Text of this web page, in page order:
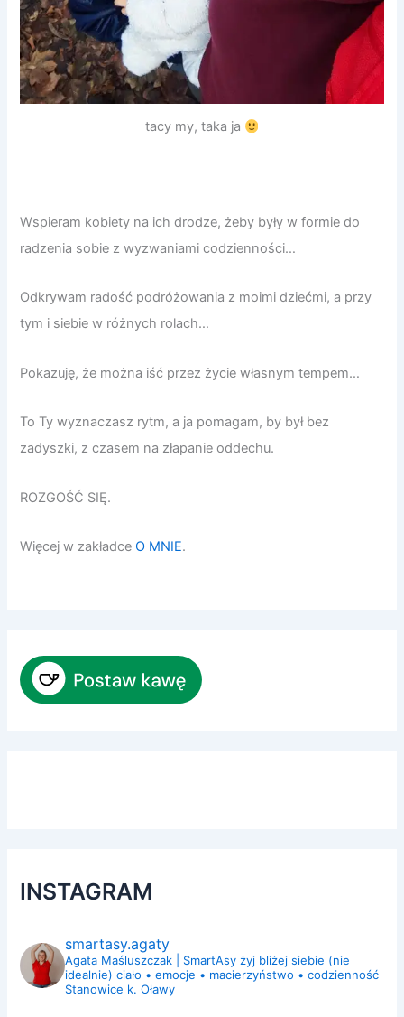
tacy my, taka ja
Wspieram kobiety na ich drodze, żeby były w formie do
radzenia sobie z wyzwaniami codzienności…
Odkrywam radość podróżowania z moimi dziećmi, a przy
tym i siebie w różnych rolach…
Pokazuję, że można iść przez życie własnym tempem…
To Ty wyznaczasz rytm, a ja pomagam, by był bez
zadyszki, z czasem na złapanie oddechu.
ROZGOŚĆ SIĘ.
Więcej w zakładceO MNIE.
INSTAGRAM
smartasy.agaty
Agata Maśluszczak | SmartAsy żyj bliżej siebie (nie
idealnie) ciało • emocje • macierzyństwo • codzienność
Stanowice k. Oławy